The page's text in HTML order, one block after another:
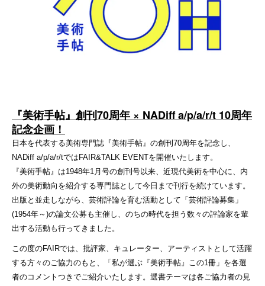
『美術手帖』創刊70周年 × NADiff a/p/a/r/t 10周年
記念企画！
日本を代表する美術専門誌『美術手帖』の創刊70周年を記念し、
NADiff a/p/a/r/tではFAIR&TALK EVENTを開催いたします。
『美術手帖』は1948年1月号の創刊号以来、近現代美術を中心に、内
外の美術動向を紹介する専門誌として今日まで刊行を続けています。
出版と並走しながら、芸術評論を育む活動として「芸術評論募集」
(1954年～)の論文公募も主催し、のちの時代を担う数々の評論家を輩
出する活動も行ってきました。
この度のFAIRでは、批評家、キュレーター、アーティストとして活躍
する方々のご協力のもと、「私が選ぶ『美術手帖』この1冊」を各選
者のコメントつきでご紹介いたします。選書テーマは各ご協力者の見